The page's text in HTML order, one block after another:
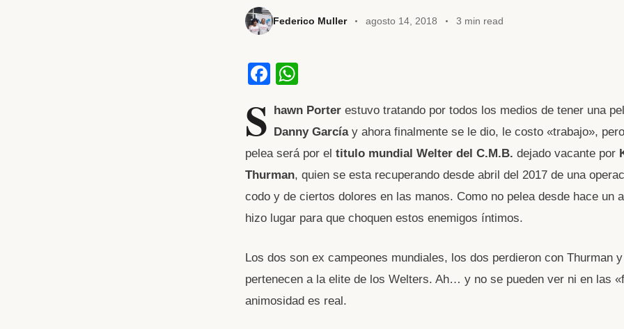
Federico Muller agosto 14, 2018 3 min read
F
c
e
b
o
o
k
at
s
A
p
p
S hawn Porter estuvo tratando por todos los medios de tener una
Danny Garcíay ahora finalmente se le dio, le costo «trabajo»,
pelea será por el titulo mundial Welter del C.M.B. dejado vacante por
Thurman, quien se esta recuperando desde abril del 2017 de una
codo y de ciertos dolores en las manos. Como no pelea desde hace un
hizo lugar para que choquen estos enemigos íntimos.
Los dos son ex campeones mundiales, los dos perdieron con Thurman
pertenecen a la elite de los Welters. Ah… y no se pueden ver ni en las
animosidad es real.